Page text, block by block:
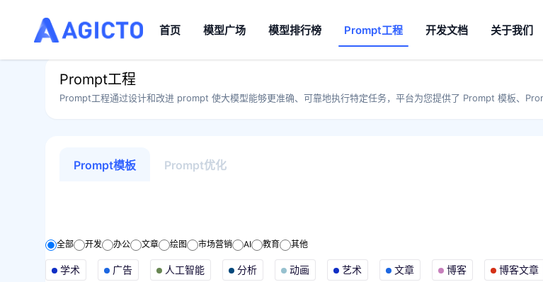
首页 模型广场 模型排行榜 Prompt工程 开发文档 关于我们
Prompt工程
Prompt工程通过设计和改进 prompt 使大模型能够更准确、可靠地执行特定任务，平台为您提供了 Prompt 模板、
Prompt模板 Prompt优化
全部 开发 办公 文章 绘图 市场营销 AI 教育 其他
学术 广告 人工智能 分析 动画 艺术 文章 博客 博客文章